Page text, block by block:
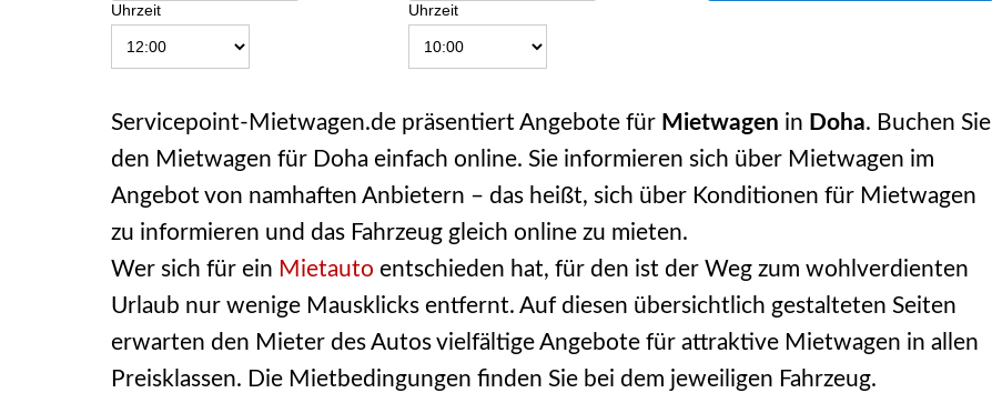
Uhrzeit Uhrzeit
Servicepoint-Mietwagen.de präsentiert Angebote für Mietwagen in Doha. Buchen Sie
den Mietwagen für Doha einfach online. Sie informieren sich über Mietwagen im
Angebot von namhaften Anbietern – das heißt, sich über Konditionen für Mietwagen
zu informieren und das Fahrzeug gleich online zu mieten.
Wer sich für ein Mietauto entschieden hat, für den ist der Weg zum wohlverdienten
Urlaub nur wenige Mausklicks entfernt. Auf diesen übersichtlich gestalteten Seiten
erwarten den Mieter des Autos vielfältige Angebote für attraktive Mietwagen in allen
Preisklassen. Die Mietbedingungen finden Sie bei dem jeweiligen Fahrzeug.